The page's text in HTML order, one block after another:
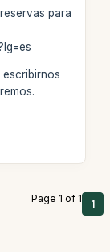
para
escribirnos
Page 1 of 1 1